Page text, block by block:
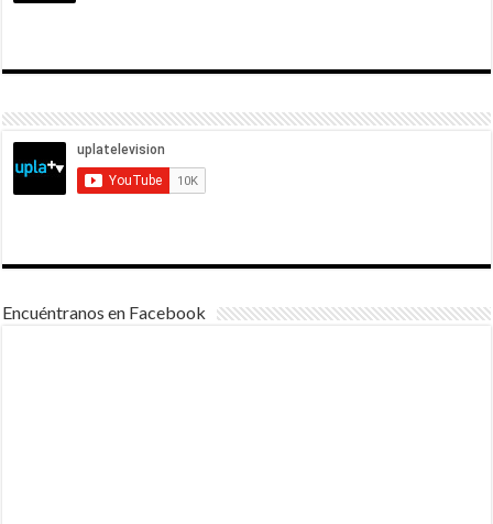
Encuéntranos en Facebook